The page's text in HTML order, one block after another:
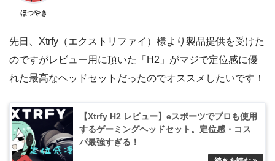
ほつやき
先日、Xtrfy（エクストリファイ）様より製品提供を受けた
のですがレビュー用に頂いた「H2」がマジで定位感に優
れた最高なヘッドセットだったのでオススメしたいです！
【Xtrfy H2 レビュー】eスポーツでプロも使用
するゲーミングヘッドセット。定位感・コス
パ最強すぎる！